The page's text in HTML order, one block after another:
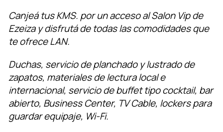
Canjeá tus KMS. por un acceso al Salon Vip de
Ezeiza y disfrutá de todas las comodidades que
te ofrece LAN.
Duchas, servicio de planchado y lustrado de
zapatos, materiales de lectura local e
internacional, servicio de buffet tipo cocktail, bar
abierto, Business Center, TV Cable, lockers para
guardar equipaje, Wi-Fi.